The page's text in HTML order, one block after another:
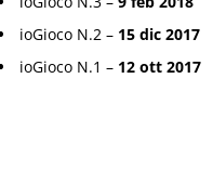
ioGioco N.2 – 15 dic 2017
ioGioco N.1 – 12 ott 2017